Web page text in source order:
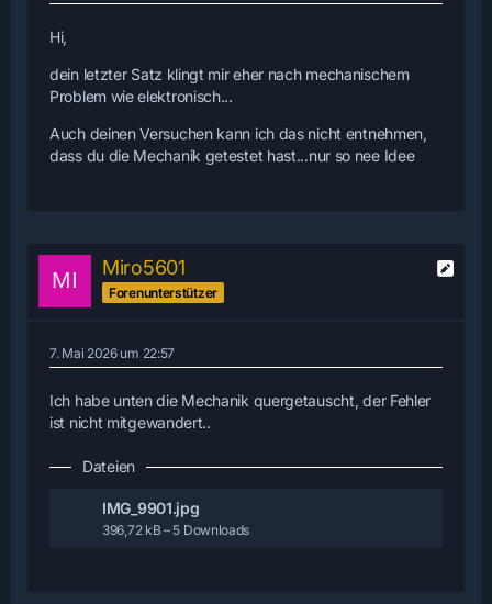
Hi,
dein letzter Satz klingt mir eher nach mechanischem
Problem wie elektronisch...
Auch deinen Versuchen kann ich das nicht entnehmen,
dass du die Mechanik getestet hast...nur so nee Idee
Miro5601
Forenunterstützer
7. Mai 2026 um 22:57
Ich habe unten die Mechanik quergetauscht, der Fehler
ist nicht mitgewandert..
Dateien
IMG_9901.jpg
396,72 kB – 5 Downloads